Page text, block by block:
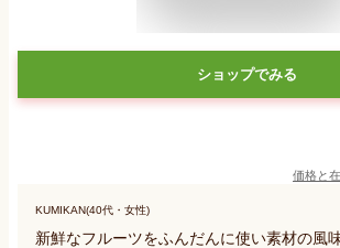
ショップでみる
価格と
KUMIKAN(40代・女性)
新鮮なフルーツをふんだんに使い素材の風